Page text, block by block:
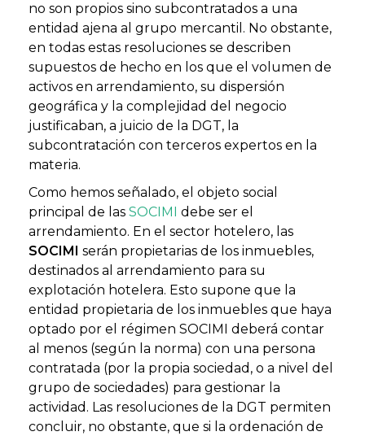
no son propios sino subcontratados a una
entidad ajena al grupo mercantil. No obstante,
en todas estas resoluciones se describen
supuestos de hecho en los que el volumen de
activos en arrendamiento, su dispersión
geográfica y la complejidad del negocio
justificaban, a juicio de la DGT, la
subcontratación con terceros expertos en la
materia.
Como hemos señalado, el objeto social
principal de las SOCIMI
debe ser el
arrendamiento. En el sector hotelero, las
SOCIMI
serán propietarias de los inmuebles,
destinados al arrendamiento para su
explotación hotelera. Esto supone que la
entidad propietaria de los inmuebles que haya
optado por el régimen SOCIMI deberá contar
al menos (según la norma) con una persona
contratada (por la propia sociedad, o a nivel del
grupo de sociedades) para gestionar la
actividad. Las resoluciones de la DGT permiten
concluir, no obstante, que si la ordenación de